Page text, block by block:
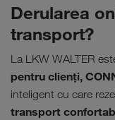
Derularea
transport?
La LKW WALTER
pentru clienţi,
inteligent cu care
transport